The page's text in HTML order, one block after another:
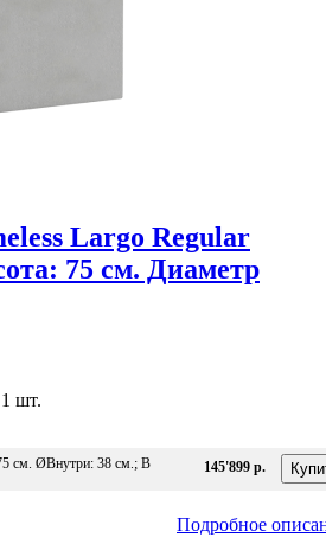
Largo Regular
75 см. Диаметр
шт.
см. ØВнутри: 38 см.; В
145'899 р.
Подробное